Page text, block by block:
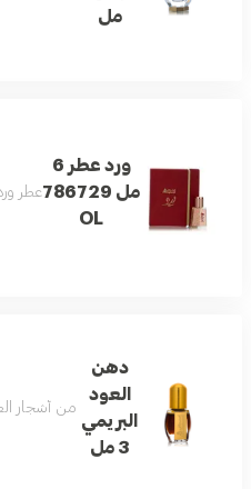
مل
ورد عطر 6
مل 786729
OL
عطر
دهن
العود
البريمي
3 مل
من أشجار